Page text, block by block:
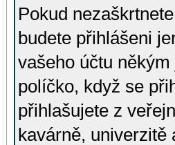
Pokud
budete přihlášeni
vašeho účtu
políčko, když se
přihlašujete z
kavárně, univerzitě